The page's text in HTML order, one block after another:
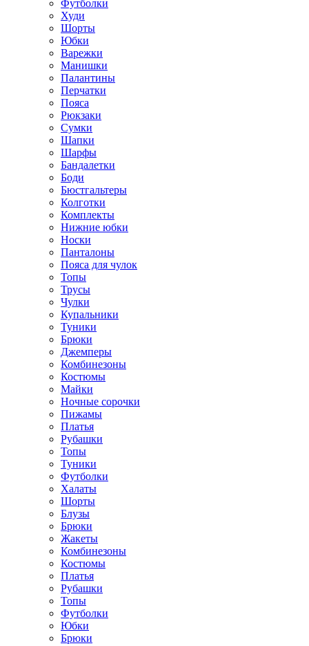
Футболки
Худи
Шорты
Юбки
Варежки
Манишки
Палантины
Перчатки
Пояса
Рюкзаки
Сумки
Шапки
Шарфы
Бандалетки
Боди
Бюстгальтеры
Колготки
Комплекты
Нижние юбки
Носки
Панталоны
Поясa для чулок
Топы
Трусы
Чулки
Купальники
Туники
Брюки
Джемперы
Комбинезоны
Костюмы
Майки
Ночные сорочки
Пижамы
Платья
Рубашки
Топы
Туники
Футболки
Халаты
Шорты
Блузы
Брюки
Жакеты
Комбинезоны
Костюмы
Платья
Рубашки
Топы
Футболки
Юбки
Брюки